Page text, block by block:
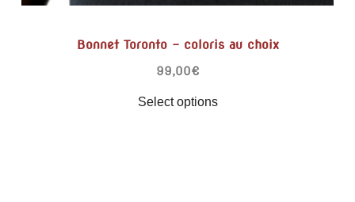
Bonnet Toronto – coloris au choix
99,00€
Select options